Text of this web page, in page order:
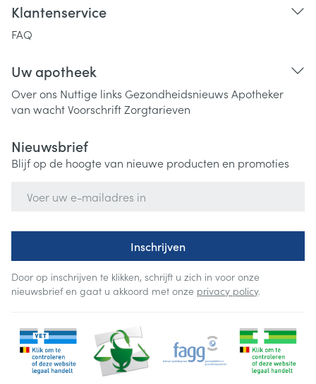
Klantenservice
FAQ
Uw apotheek
Over ons Nuttige links Gezondheidsnieuws Apotheker
van wachtVoorschriftZorgtarieven
Nieuwsbrief
Blijf op de hoogte van nieuwe producten en promoties
Inschrijven
Door op inschrijven te klikken, schrijft u zich in voor onze
nieuwsbrief en gaat u akkoord met onze privacy policy.